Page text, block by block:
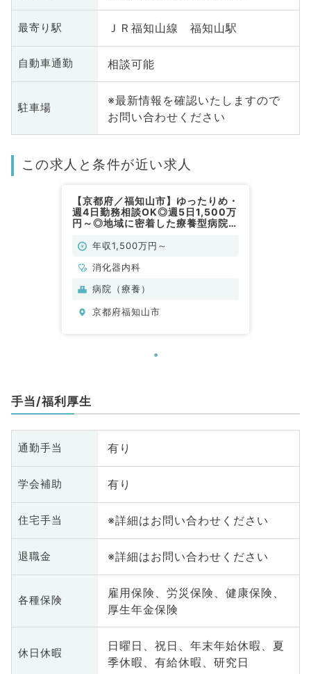
最寄り駅 ＪＲ福知山線 福知山駅
自動車通勤 相談可能
駐車場
※最新情報を確認いたしますので
お問い合わせください
この求人と条件が近い求人
【京都府／福知山市】ゆったりめ・
週4日勤務相談OK◎週5日1,500万
円～◎地域に密着した療養型病院で
年収1,500万円～
消化器内科
病院（療養）
京都府福知山市
手当/福利厚生
通勤手当 有り
学会補助 有り
住宅手当 ※詳細はお問い合わせください
退職金 ※詳細はお問い合わせください
各種保険
雇用保険、労災保険、健康保険、
厚生年金保険
休日休暇
日曜日、祝日、年末年始休暇、夏
季休暇、有給休暇、研究日